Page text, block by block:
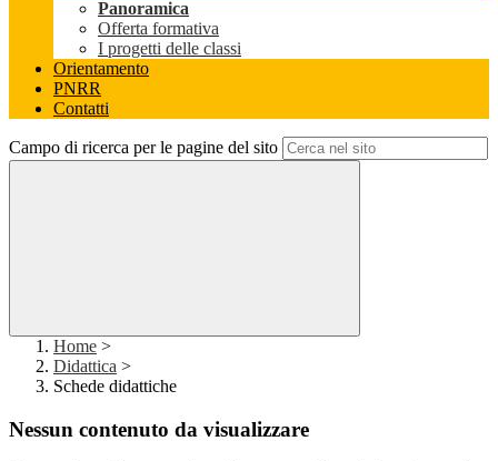
Panoramica
Offerta formativa
I progetti delle classi
Orientamento
PNRR
Contatti
Campo di ricerca per le pagine del sito
Home >
Didattica >
Schede didattiche
Nessun contenuto da visualizzare